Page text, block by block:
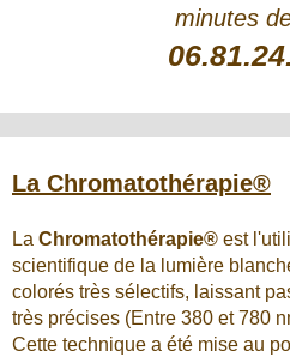
minutes
La Chromatothérapie®
La Chromatothérapie® est
scientifique de la lumière
colorés très sélectifs, laissant
très précises (Entre 380 et 780
Cette technique a été mise au